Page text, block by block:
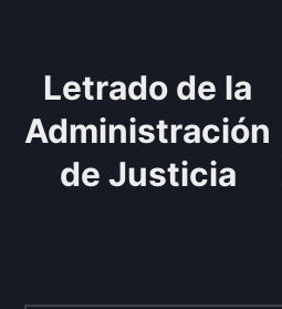
Letrado de la
Administración
de Justicia